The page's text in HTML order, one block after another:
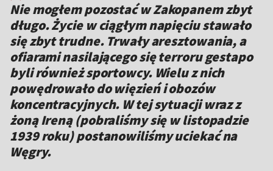
Nie mogłem pozostać w Zakopanem zbyt
długo. Życie w ciągłym napięciu stawało
się zbyt trudne. Trwały aresztowania, a
ofiarami nasilającego się terroru gestapo
byli również sportowcy. Wielu z nich
powędrowało do więzień i obozów
koncentracyjnych. W tej sytuacji wraz z
żoną Ireną (pobraliśmy się w listopadzie
1939 roku) postanowiliśmy uciekać na
Węgry.